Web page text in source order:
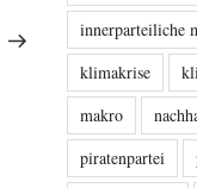
innerparteiliche
klimakrise
makro
piratenpartei